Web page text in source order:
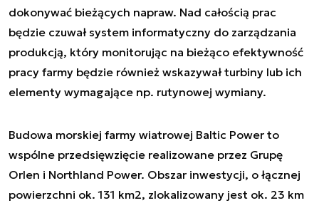
dokonywać bieżących napraw. Nad całością prac
będzie czuwał system informatyczny do zarządzania
produkcją, który monitorując na bieżąco efektywność
pracy farmy będzie również wskazywał turbiny lub ich
elementy wymagające np. rutynowej wymiany.
Budowa morskiej farmy wiatrowej Baltic Power to
wspólne przedsięwzięcie realizowane przez Grupę
Orlen i Northland Power. Obszar inwestycji, o łącznej
powierzchni ok. 131 km2, zlokalizowany jest ok. 23 km